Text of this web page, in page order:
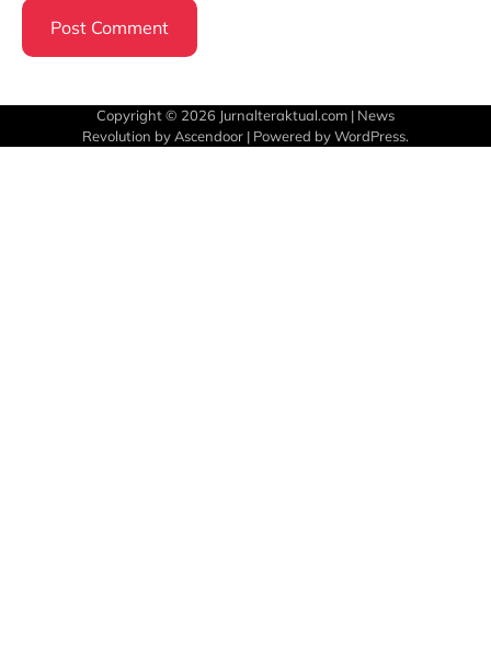
Copyright © 2026 Jurnalteraktual.com | News
Revolution byAscendoor | Powered byWordPress.